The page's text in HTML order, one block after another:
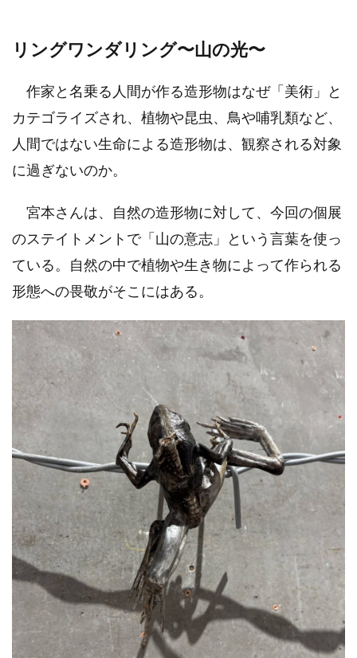
リングワンダリング〜山の光〜
作家と名乗る人間が作る造形物はなぜ「美術」と
カテゴライズされ、植物や昆虫、鳥や哺乳類など、
人間ではない生命による造形物は、観察される対象
に過ぎないのか。
宮本さんは、自然の造形物に対して、今回の個展
のステイトメントで「山の意志」という言葉を使っ
ている。自然の中で植物や生き物によって作られる
形態への畏敬がそこにはある。